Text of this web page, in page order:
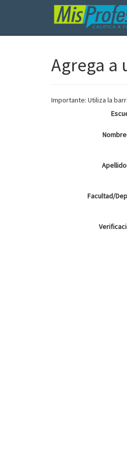
Agrega a
Importante: Utiliza la
Facultad/